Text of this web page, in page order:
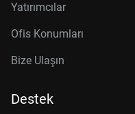
Yatırımcılar
Ofis Konumları
Bize Ulaşın
Destek